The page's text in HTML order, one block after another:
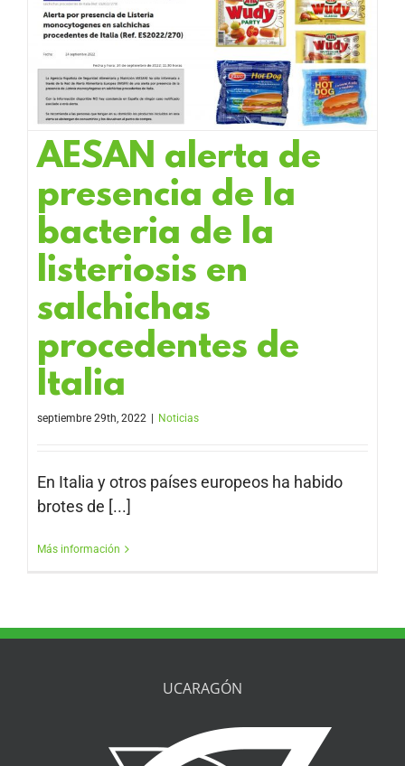
AESAN alerta de
presencia de la
bacteria de la
listeriosis en
salchichas
procedentes de
Italia
septiembre 29th, 2022 Noticias
En Italia y otros países europeos ha habido
brotes de [...]
Más información
UCARAGÓN